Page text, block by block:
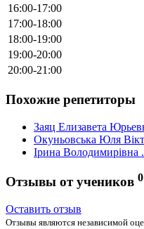
16:00-17:00
17:00-18:00
18:00-19:00
19:00-20:00
20:00-21:00
Похожие репетиторы
Заяц Елизавета
Окуньовська Юля
Ірина Володимирівна
Отзывы от учеников 0
Оставить отзыв
Отзывы являются независимой